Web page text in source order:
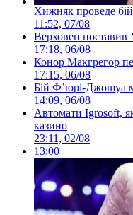
Хижняк проведе
11:52, 07/08
Верховен поставив
17:18, 06/08
Конор Макгрегор
17:15, 06/08
Бій Ф’юрі-Джошуа
14:09, 06/08
Автомати Igrosoft,
казино
23:11, 02/08
13:00